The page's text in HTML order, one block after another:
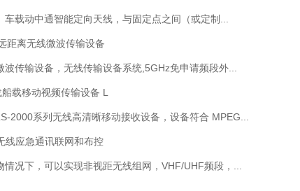
车载动中通智能定向天线，与固定点之间（或定制...
距离无线微波传输设备
波传输设备，无线传输设备系统,5GHz免申请频段外...
载移动视频传输设备 L
2000系列无线高清晰移动接收设备，设备符合 MPEG...
线应急通讯联网和布控
情况下，可以实现非视距无线组网，VHF/UHF频段，...